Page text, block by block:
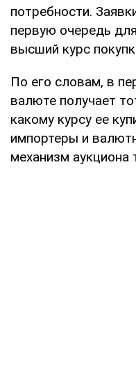
потребности.
первую очередь
высший курс
По его словам, в
валюте получает
какому курсу ее
импортеры и
механизм аукциона